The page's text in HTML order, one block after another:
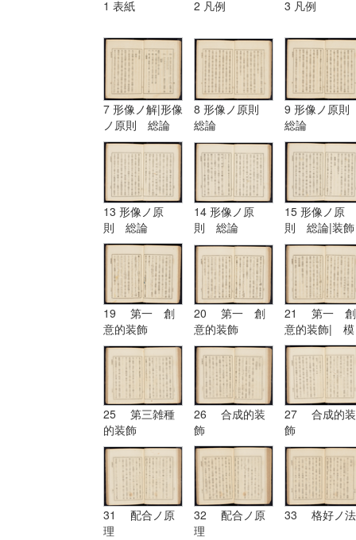
1 表紙 2 凡例 3 凡例
7 形像ノ解|形像
ノ原則 総論
8 形像ノ原則
総論
9 形像ノ原
総論
13 形像ノ原
則 総論
14 形像ノ原
則 総論
15 形像ノ原
則 総論|装飾
ノ原理
19 第一 創
意的装飾
20 第一 創
意的装飾
21 第一 創
意的装飾| 模
擬的装飾
25 第三雑種
的装飾
26 合成的装
飾
27 合成的装
飾
31 配合ノ原
理
32 配合ノ原
理
33 格好ノ法